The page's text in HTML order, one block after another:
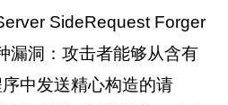
SideRequest Forger
漏洞：攻击者能够从含有
中发送精心构造的请